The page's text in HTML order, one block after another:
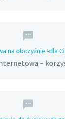
na obczyźnie -dla
–